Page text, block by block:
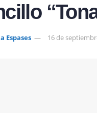
Espases 16 de